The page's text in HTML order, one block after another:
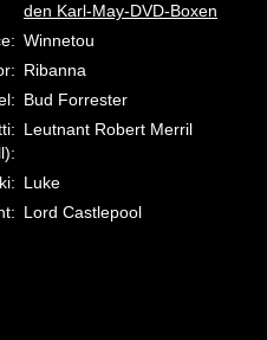
den Karl-May-DVD-Boxen
Winnetou
Ribanna
Bud Forrester
Leutnant Robert Merril
Luke
Lord Castlepool